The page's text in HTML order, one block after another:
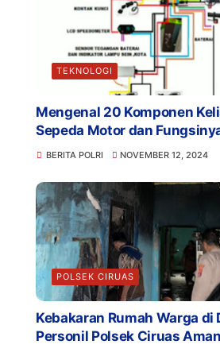
TEKNOLOGI
Mengenal 20 Komponen
Sepeda Motor dan
BERITA POLRI NOVEMBER 12, 2024
POLSEK CIRUAS
Kebakaran Rumah Warga di
Personil Polsek Ciruas